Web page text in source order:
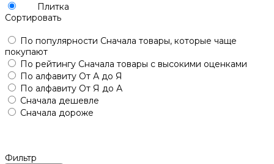
Плитка
Сортировать
По популярности Сначала товары, которые чаще
покупают
По рейтингу Сначала товары с высокими оценками
По алфавиту От А до Я
По алфавиту От Я до А
Сначала дешевле
Сначала дороже
Фильтр